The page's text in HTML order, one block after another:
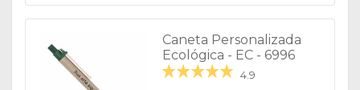
Caneta Personalizada
Ecológica - EC - 6996
4.9